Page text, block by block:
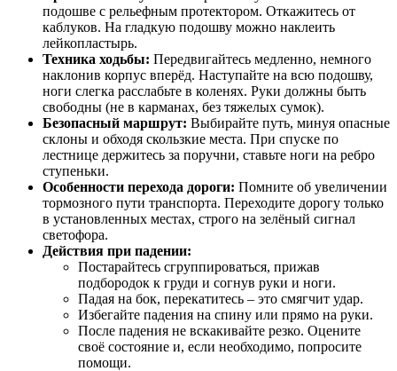
подошве с рельефным протектором. Откажитесь от
каблуков. На гладкую подошву можно наклеить
лейкопластырь.
Техника ходьбы: Передвигайтесь медленно, немного
наклонив корпус вперёд. Наступайте на всю подошву,
ноги слегка расслабьте в коленях. Руки должны быть
свободны (не в карманах, без тяжелых сумок).
Безопасный маршрут: Выбирайте путь, минуя опасные
склоны и обходя скользкие места. При спуске по
лестнице держитесь за поручни, ставьте ноги на ребро
ступеньки.
Особенности перехода дороги: Помните об увеличении
тормозного пути транспорта. Переходите дорогу только
в установленных местах, строго на зелёный сигнал
светофора.
Действия при падении:
Постарайтесь сгруппироваться, прижав
подбородок к груди и согнув руки и ноги.
Падая на бок, перекатитесь – это смягчит удар.
Избегайте падения на спину или прямо на руки.
После падения не вскакивайте резко. Оцените
своё состояние и, если необходимо, попросите
помощи.